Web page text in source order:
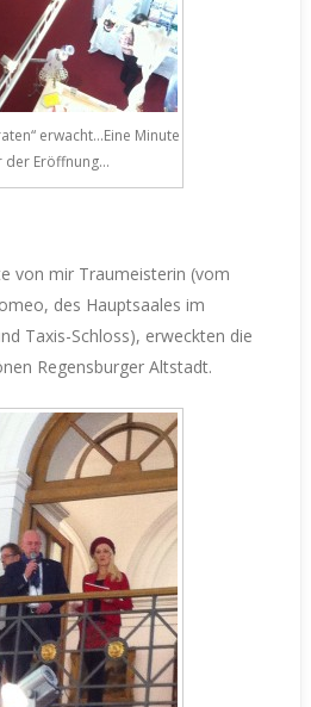
erwacht…Eine Minute
der Eröffnung…
von mir Traumeisterin (vom
des Hauptsaales im
Taxis-Schloss), erweckten die
Regensburger Altstadt.